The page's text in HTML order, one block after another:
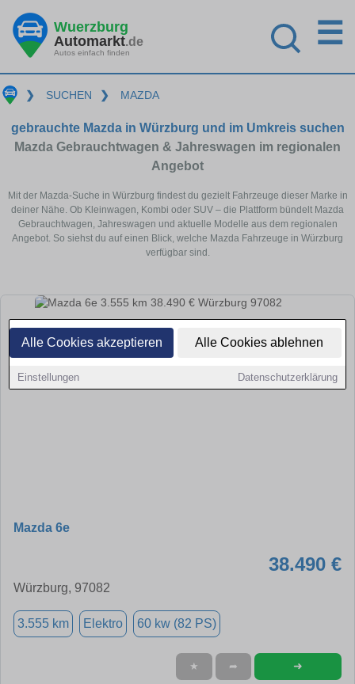
Alle Cookies akzeptieren Alle Cookies ablehnen
Einstellungen Datenschutzerklärung
Wuerzburg
Automarkt.de
Autos einfach finden
☰
❯ SUCHEN ❯ MAZDA
gebrauchte Mazda in Würzburg und im Umkreis suchen
Mazda Gebrauchtwagen & Jahreswagen im regionalen
Angebot
Mit der Mazda-Suche in Würzburg findest du gezielt Fahrzeuge dieser Marke in
deiner Nähe. Ob Kleinwagen, Kombi oder SUV – die Plattform bündelt Mazda
Gebrauchtwagen, Jahreswagen und aktuelle Modelle aus dem regionalen
Angebot. So siehst du auf einen Blick, welche Mazda Fahrzeuge in Würzburg
verfügbar sind.
Mazda 6e
38.490 €
Würzburg, 97082
3.555 km Elektro 60 kw (82 PS)
★ ➦ ➜